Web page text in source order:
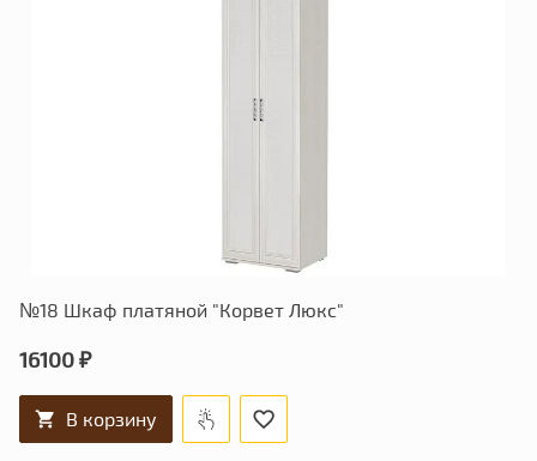
№18 Шкаф платяной "Корвет Люкс"
16100 ₽
В корзину